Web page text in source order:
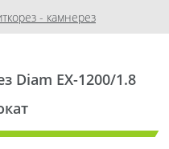
- камнерез
Diam EX-1200/1.8